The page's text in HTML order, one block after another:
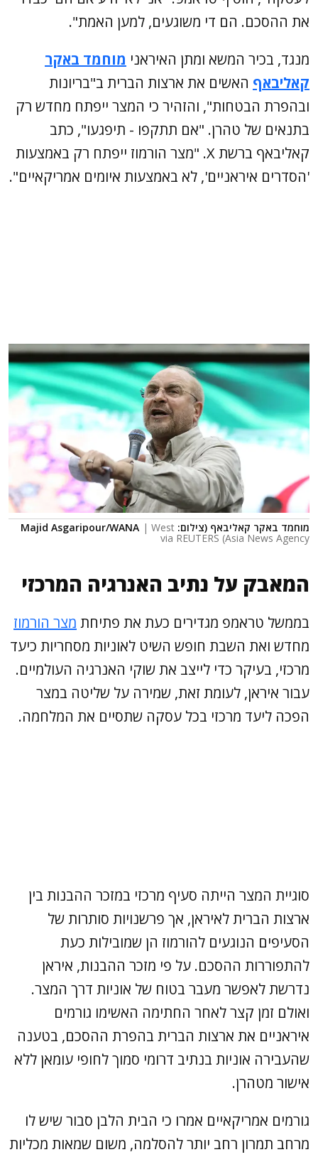
את ההסכם. הם די משוגעים, למען האמת".
מנגד, בכיר המשא ומתן האיראני מוחמד באקר
קאליבאף האשים את ארצות הברית ב"בריונות
ובהפרת הבטחות", והזהיר כי המצר ייפתח מחדש רק
בתנאים של טהרן. "אם תתקפו - תיפגעו", כתב
קאליבאף ברשת X. "מצר הורמוז ייפתח רק באמצעות
'הסדרים איראניים', לא באמצעות איומים אמריקאיים".
מוחמד באקר קאליבאף (צילום: Majid Asgaripour/WANA | West
Asia News Agency) via REUTERS
המאבק על נתיב האנרגיה המרכזי
בממשל טראמפ מגדירים כעת את פתיחת מצר הורמוז
מחדש ואת השבת חופש השיט לאוניות מסחריות כיעד
מרכזי, בעיקר כדי לייצב את שוקי האנרגיה העולמיים.
עבור איראן, לעומת זאת, שמירה על שליטה במצר
הפכה ליעד מרכזי בכל עסקה שתסיים את המלחמה.
סוגיית המצר הייתה סעיף מרכזי במזכר ההבנות בין
ארצות הברית לאיראן, אך פרשנויות סותרות של
הסעיפים הנוגעים להורמוז הן שמובילות כעת
להתפוררות ההסכם. על פי מזכר ההבנות, איראן
נדרשת לאפשר מעבר בטוח של אוניות דרך המצר.
ואולם זמן קצר לאחר החתימה האשימו גורמים
איראניים את ארצות הברית בהפרת ההסכם, בטענה
שהעבירה אוניות בנתיב דרומי סמוך לחופי עומאן ללא
אישור מטהרן.
גורמים אמריקאיים אמרו כי הבית הלבן סבור שיש לו
מרחב תמרון רחב יותר להסלמה, משום שמאות מכליות